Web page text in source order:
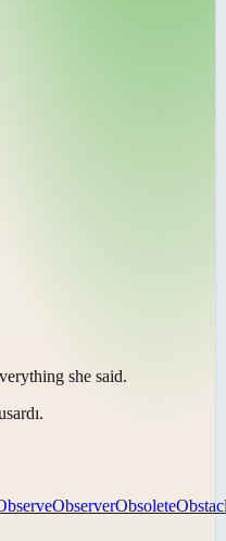
she said.
sardı.
ObserverObsolete